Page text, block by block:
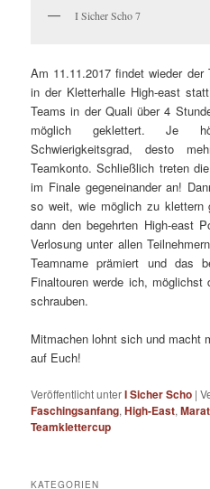
I Sicher Scho 7
Am 11.11.2017 findet wieder der
in der Kletterhalle High-east
Teams in der Quali über 4
möglich geklettert. Je
Schwierigkeitsgrad, desto
Teamkonto. Schließlich treten
im Finale gegeneinander an!
so weit, wie möglich zu
dann den begehrten High-east
Verlosung unter allen
Teamname prämiert und das
Finaltouren werde ich, möglichst
schrauben.
Mitmachen lohnt sich und macht
auf Euch!
Veröffentlicht unterI Sicher Scho |
Faschingsanfang,High-East,
Teamklettercup
KATEGORIEN